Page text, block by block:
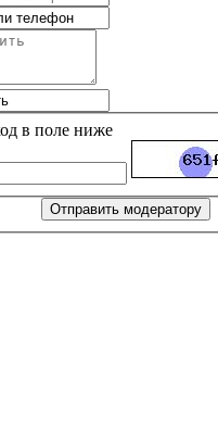
в поле ниже
Отправить модератору